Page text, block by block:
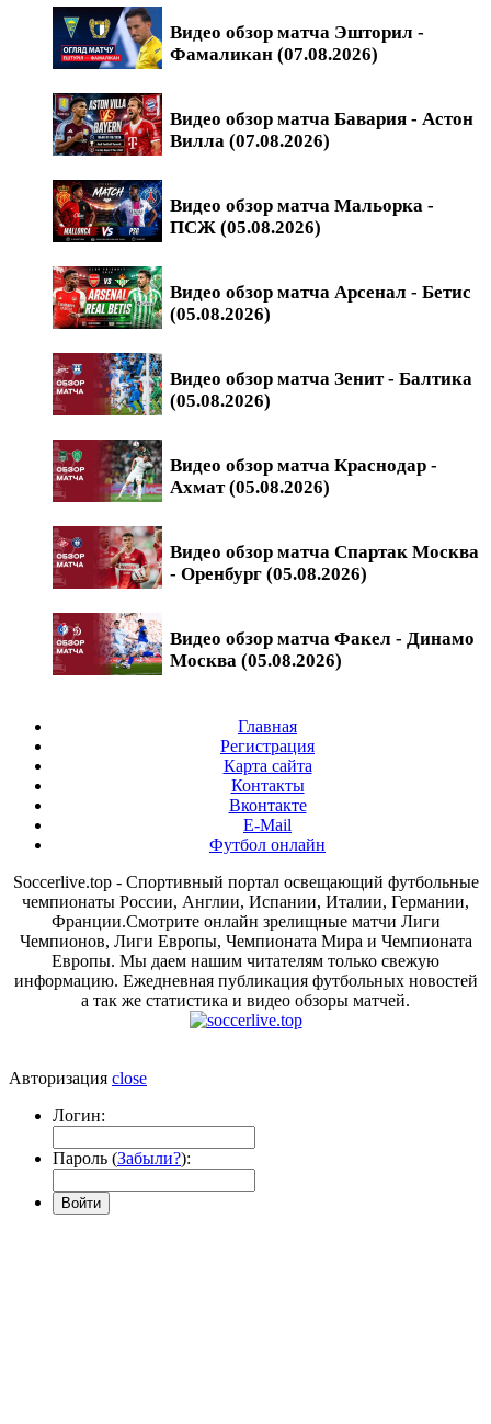
Видео обзор матча Эшторил -
Фамаликан (07.08.2026)
Видео обзор матча Бавария - Астон
Вилла (07.08.2026)
Видео обзор матча Мальорка -
ПСЖ (05.08.2026)
Видео обзор матча Арсенал - Бетис
(05.08.2026)
Видео обзор матча Зенит - Балтика
(05.08.2026)
Видео обзор матча Краснодар -
Ахмат (05.08.2026)
Видео обзор матча Спартак Москва
- Оренбург (05.08.2026)
Видео обзор матча Факел - Динамо
Москва (05.08.2026)
Главная
Регистрация
Карта сайта
Контакты
Вконтакте
E-Mail
Футбол онлайн
Soccerlive.top - Спортивный портал освещающий футбольные
чемпионаты России, Англии, Испании, Италии, Германии,
Франции.Смотрите онлайн зрелищные матчи Лиги
Чемпионов, Лиги Европы, Чемпионата Мира и Чемпионата
Европы. Мы даем нашим читателям только свежую
информацию. Ежедневная публикация футбольных новостей
а так же статистика и видео обзоры матчей.
Авторизация close
Логин:
Пароль (Забыли?):
Войти